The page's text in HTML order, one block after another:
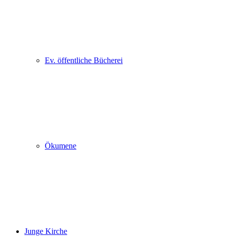
Ev. öffentliche Bücherei
Ökumene
Junge Kirche